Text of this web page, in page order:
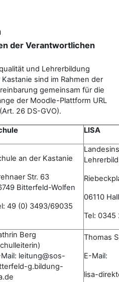
der Verantwortlichen
und Lehrerbildung
sind im Rahmen der
gemeinsam für die
der Moodle-Plattform URL
26 DS-GVO).
LISA
an der Kastanie
Str. 63
Bitterfeld-Wolfen
49 (0) 3493/69035
06110
Tel:
Berg
leitung@sos-
g.bildung-
Thomas
E-Mail:
lisa-